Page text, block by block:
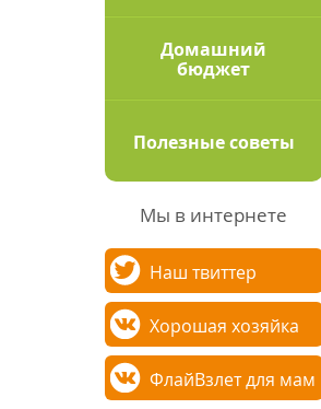
Домашний
бюджет
Полезные советы
Мы в интернете
Наш твиттер
Хорошая хозяйка
ФлайВзлет для мам